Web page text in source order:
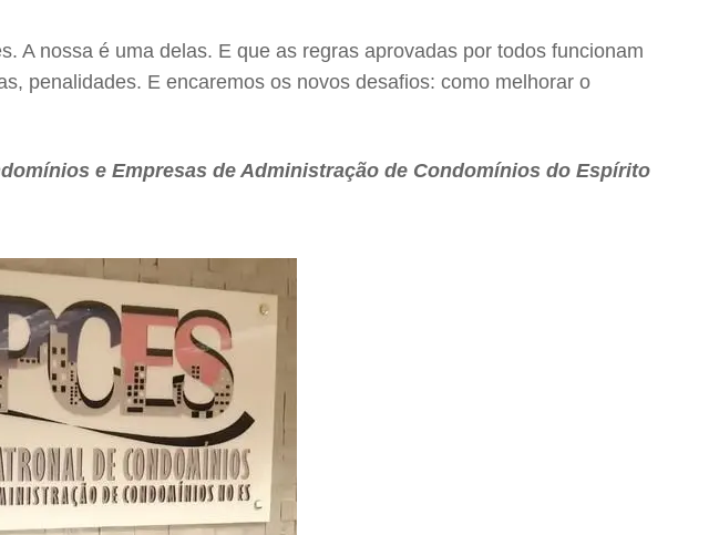
A nossa é uma delas. E que as regras aprovadas por todos funcionam
penalidades. E encaremos os novos desafios: como melhorar o
e Empresas de Administração de Condomínios do Espírito